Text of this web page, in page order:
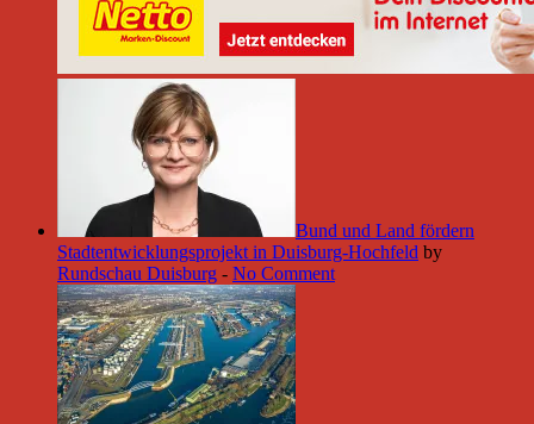
Bund und Land fördern
Stadtentwicklungsprojekt in Duisburg-Hochfeld by
Rundschau Duisburg - No Comment